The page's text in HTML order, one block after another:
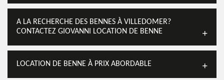
A LA RECHERCHE DES BENNES À VILLEDOMER?
CONTACTEZ GIOVANNI LOCATION DE BENNE
LOCATION DE BENNE À PRIX ABORDABLE